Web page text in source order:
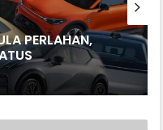
PERLAHAN,